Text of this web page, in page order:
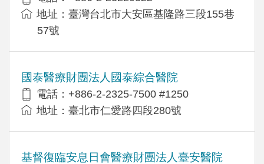
地址：臺灣台北市大安區基隆路三段155巷
57號
國泰醫療財團法人國泰綜合醫院
電話：+886-2-2325-7500 #1250
地址：臺北市仁愛路四段280號
基督復臨安息日會醫療財團法人臺安醫院